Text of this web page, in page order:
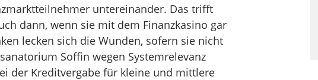
untereinander. Das trifft
dann, wenn sie mit dem Finanzkasino gar
lecken sich die Wunden, sofern sie nicht
Soffin wegen Systemrelevanz
der Kreditvergabe für kleine und mittlere